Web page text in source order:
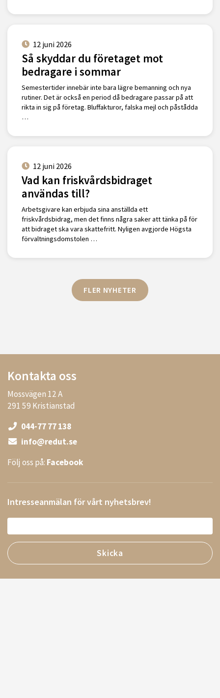
12 juni 2026
Så skyddar du företaget mot
bedragare i sommar
Semestertider innebär inte bara lägre bemanning och nya
rutiner. Det är också en period då bedragare passar på att
rikta in sig på företag. Bluffakturor, falska mejl och påstådda
…
12 juni 2026
Vad kan friskvårdsbidraget
användas till?
Arbetsgivare kan erbjuda sina anställda ett
friskvårdsbidrag, men det finns några saker att tänka på för
att bidraget ska vara skattefritt. Nyligen avgjorde Högsta
förvaltningsdomstolen …
FLER NYHETER
Kontakta oss
Mossvägen 12 A
291 59 Kristianstad
044-77 77 138
info@redut.se
Följ oss på: Facebook
Intresseanmälan för vårt nyhetsbrev!